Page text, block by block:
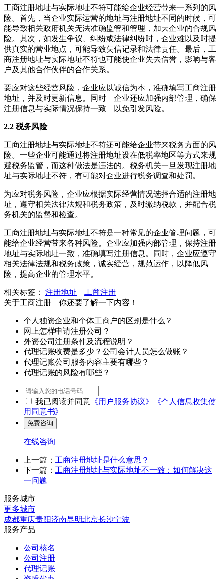
工商注册地址与实际地址不符可能给企业经营带来一系列的风
险。首先，当企业实际运营的地址与注册地址不同的时候，可
能导致相关政府机关无法准确监管和管理，加大企业的合规风
险。其次，如发生争议、纠纷或法律纠纷时，企业难以及时提
供真实的营业地点，可能导致失信记录和法律责任。最后，工
商注册地址与实际地址不符也可能使企业失去信誉，影响与客
户及其他合作伙伴的合作关系。
要应对这些经营风险，企业应以诚信为本，准确填写工商注册
地址，并及时更新信息。同时，企业还应加强内部管理，确保
注册信息与实际情况保持一致，以免引发风险。
2.2 税务风险
工商注册地址与实际地址不符还可能给企业带来税务方面的风
险。一些企业可能通过将注册地址设在低税率地区等方式来规
避税务监管，而这种做法是违法的。税务机关一旦发现注册地
址与实际地址不符，有可能对企业进行税务调查和处罚。
为应对税务风险，企业应根据实际经营情况选择合适的注册地
址，遵守相关法律法规和税务政策，及时缴纳税款，并配合税
务机关的监督和检查。
工商注册地址与实际地址不符是一种常见的企业管理问题，可
能给企业经营带来各种风险。企业应加强内部管理，保持注册
地址与实际地址一致，准确填写注册信息。同时，企业应遵守
相关法律法规和税务政策，诚实经营，规范运作，以降低风
险，提高企业的管理水平。
相关标签： 注册地址
工商注册
关于工商注册，你还要了解一下内容！
个人独资企业和个体工商户的区别是什么？
网上怎样申请注册公司？
外资公司注册条件及流程说明？
代理记账收费是多少？公司会计人员怎么做账？
代理记账公司服务内容主要有哪些？
代理记账的风险有哪些？
我已阅读并同意 《用户服务协议》
《个人信息收集使
用同意书》
在线咨询
上一篇： 工商注册地址是什么意思？
下一篇： 工商注册地址与实际地址不一致：如何解决这
一问题
服务城市
更多城市
成都重庆贵阳济南昆明北京长沙宁波
服务产品
公司核名
公司注册
代理记账